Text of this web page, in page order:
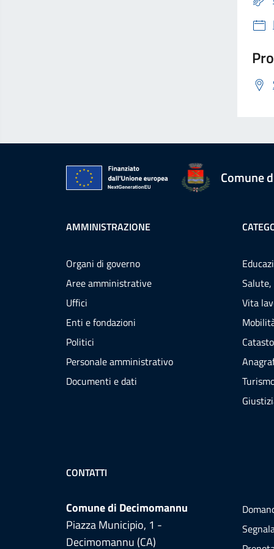
Comune
AMMINISTRAZIONE
Organi di governo
Aree amministrative
Uffici
Enti e fondazioni
Politici
Personale amministrativo
Documenti e dati
Salute,
Vita
CONTATTI
Comune di Decimomannu
Piazza Municipio, 1 -
Decimomannu (CA)